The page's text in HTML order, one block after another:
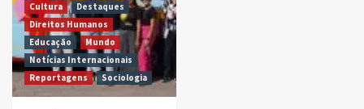
Cultura
Destaques
Direitos Humanos
Educação
Mundo
Notícias Internacionais
Reportagens
Sociologia